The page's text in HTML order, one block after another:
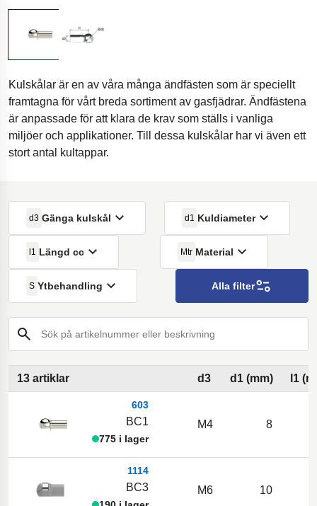
Kulskålar är en av våra många ändfästen som är speciellt
framtagna för vårt breda sortiment av gasfjädrar. Ändfästena
är anpassade för att klara de krav som ställs i vanliga
miljöer och applikationer. Till dessa kulskålar har vi även ett
stort antal kultappar.
d3 Gänga kulskål d1 Kuldiameter
l1 Längd cc Mtr Material
S Ytbehandling Alla filter
Sök på artikelnummer eller beskrivning
13 artiklar d3 d1 (mm) l1
603
BC1
775 i lager
M4 8
1114
BC3 M6 10